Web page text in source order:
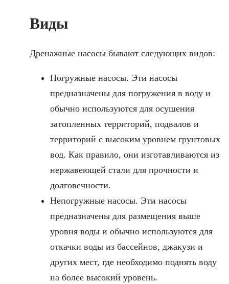
Виды
Дренажные насосы бывают следующих видов:
Погружные насосы. Эти насосы
предназначены для погружения в воду и
обычно используются для осушения
затопленных территорий, подвалов и
территорий с высоким уровнем грунтовых
вод. Как правило, они изготавливаются из
нержавеющей стали для прочности и
долговечности.
Непогружные насосы. Эти насосы
предназначены для размещения выше
уровня воды и обычно используются для
откачки воды из бассейнов, джакузи и
других мест, где необходимо поднять воду
на более высокий уровень.